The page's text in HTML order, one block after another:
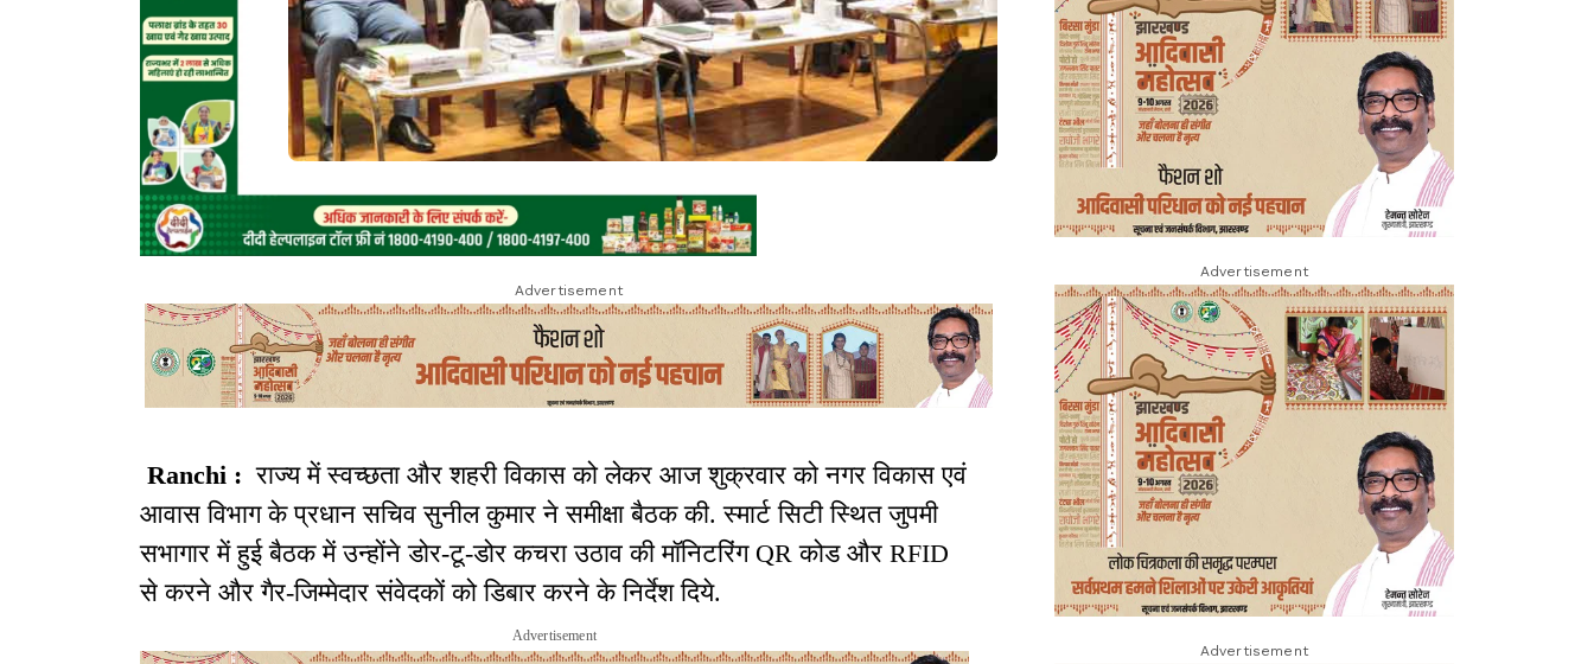
Advertisement
Ranchi : राज्य में स्वच्छता और शहरी विकास को लेकर आज शुक्रवार को नगर विकास एवं
आवास विभाग के प्रधान सचिव सुनील कुमार ने समीक्षा बैठक की. स्मार्ट सिटी स्थित जुपमी
सभागार में हुई बैठक में उन्होंने डोर-टू-डोर कचरा उठाव की मॉनिटरिंग QR कोड और RFID
से करने और गैर-जिम्मेदार संवेदकों को डिबार करने के निर्देश दिये.
Advertisement
Advertisement
Advertisement